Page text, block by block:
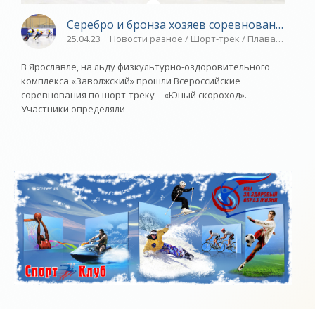
Серебро и бронза хозяев соревнований -
25.04.23 Новости разное / Шорт-трек / Плавание /
В Ярославле, на льду физкультурно-оздоровительного
комплекса «Заволжский» прошли Всероссийские
соревнования по шорт-треку – «Юный скороход».
Участники определяли